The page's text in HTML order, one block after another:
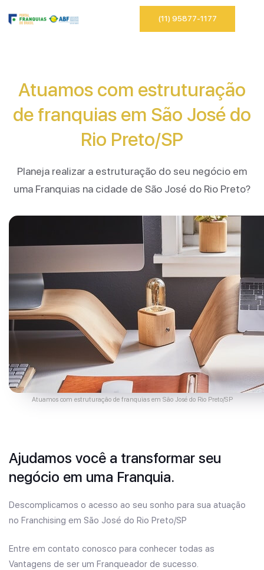
(11) 95877-1177
Atuamos com estruturação
de franquias em São José do
Rio Preto/SP
Planeja realizar a estruturação do seu negócio em
uma Franquias na cidade de São José do Rio Preto?
Atuamos com estruturação de franquias em São José do Rio Preto/SP
Ajudamos você a transformar seu
negócio em uma Franquia.
Descomplicamos o acesso ao seu sonho para sua atuação
no Franchising em São José do Rio Preto/SP
Entre em contato conosco para conhecer todas as
Vantagens de ser um Franqueador de sucesso.